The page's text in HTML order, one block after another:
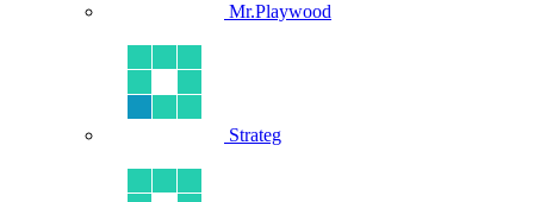
Mr.Playwood
Strateg